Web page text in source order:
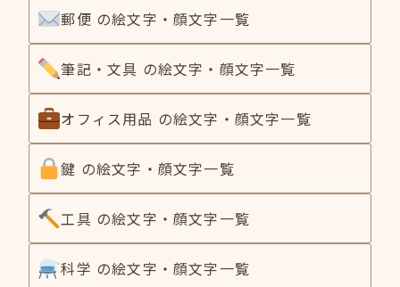
郵便 の絵文字・顔文字一覧
筆記・文具 の絵文字・顔文字一覧
オフィス用品 の絵文字・顔文字一覧
鍵 の絵文字・顔文字一覧
工具 の絵文字・顔文字一覧
科学 の絵文字・顔文字一覧